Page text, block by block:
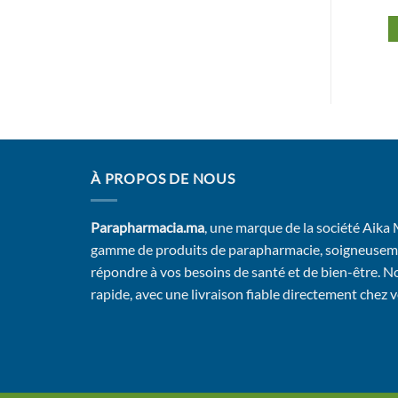
À PROPOS DE NOUS
Parapharmacia.ma , une marque de la société
gamme de produits de parapharmacie,
répondre à vos besoins de santé et de bien-être.
rapide, avec une livraison fiable directement chez